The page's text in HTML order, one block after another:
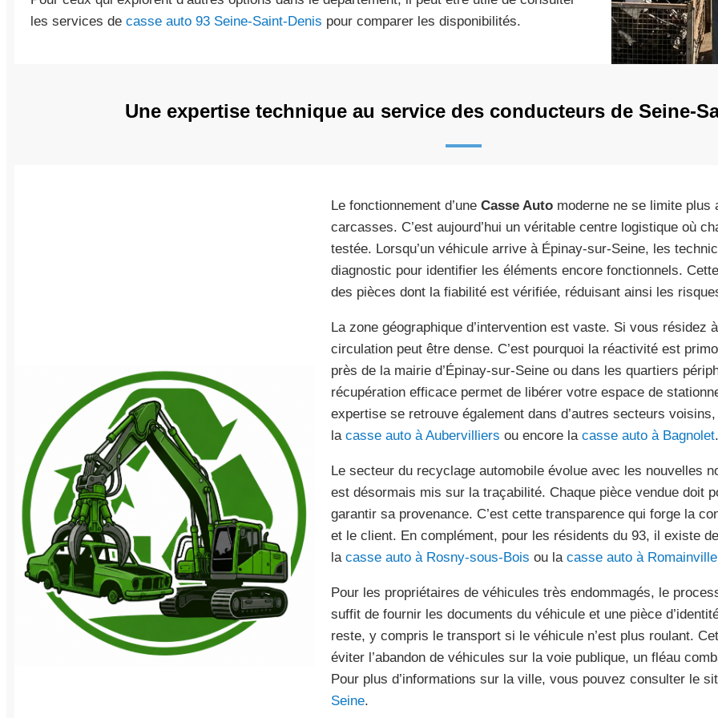
les services de casse auto 93 Seine-Saint-Denis pour comparer les disponibilités.
Une expertise technique au service des conducteurs de Seine-
Le fonctionnement d’une Casse Automoderne ne se limite plus
carcasses. C’est aujourd’hui un véritable centre logistique où
testée. Lorsqu’un véhicule arrive à Épinay-sur-Seine, les
diagnostic pour identifier les éléments encore fonctionnels.
des pièces dont la fiabilité est vérifiée, réduisant ainsi les
La zone géographique d’intervention est vaste. Si vous résidez
circulation peut être dense. C’est pourquoi la réactivité est
près de la mairie d’Épinay-sur-Seine ou dans les quartiers
récupération efficace permet de libérer votre espace de
expertise se retrouve également dans d’autres secteurs
la casse auto à Aubervilliers ou encore la casse auto à Bagnolet.
Le secteur du recyclage automobile évolue avec les nouvelles
est désormais mis sur la traçabilité. Chaque pièce vendue doit
garantir sa provenance. C’est cette transparence qui forge la
et le client. En complément, pour les résidents du 93, il existe
la casse auto à Rosny-sous-Bois ou la casse auto à Romainville
Pour les propriétaires de véhicules très endommagés, le
suffit de fournir les documents du véhicule et une pièce
reste, y compris le transport si le véhicule n’est plus roulant.
éviter l’abandon de véhicules sur la voie publique, un fléau
Pour plus d’informations sur la ville, vous pouvez consulter le
Seine.